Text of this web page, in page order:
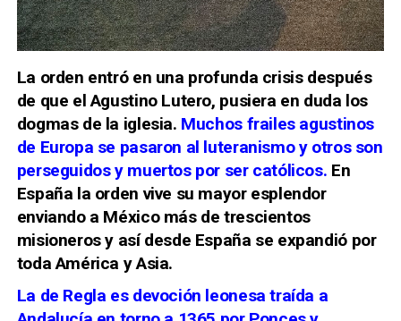
La orden entró en una profunda crisis después
de que el Agustino Lutero, pusiera en duda los
dogmas de la iglesia. Muchos frailes agustinos
de Europa se pasaron al luteranismoy otros son
perseguidos y muertos por ser católicos. En
España la orden vive su mayor esplendor
enviando a México más de trescientos
misioneros y así desde España se expandió por
toda América y Asia.
La de Regla es devoción leonesa traída a